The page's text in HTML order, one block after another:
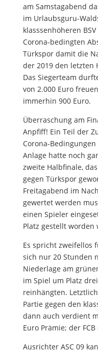
am Samstagabend
im Urlaubsguru-
klasssenhöheren
Corona-bedingten
Türkspor damit die
der 2019 den letzten
Das Siegerteam
von 2.000 Euro
immerhin 900 Euro.
Überraschung am
Anpfiff! Ein Teil der
Corona-
Anlage hatte noch
zweite Halbfinale,
gegen Türkspor
Freitagabend im
gewertet werden
einen Spieler
Platz gestellt worden
Es spricht zweifellos
sich nur 20 Stunden
Niederlage am
im Spiel um Platz
reinhängten.
Partie gegen den
dann auch verdient
Euro Prämie; der
Ausrichter ASC 09